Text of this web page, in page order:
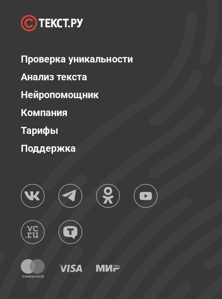
Проверка уникальности
Анализ текста
Нейропомощник
Компания
Тарифы
Поддержка